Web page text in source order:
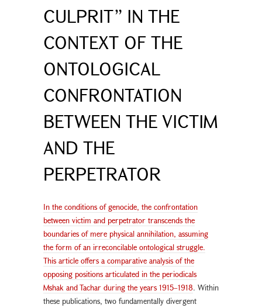
CULPRIT” IN THE
CONTEXT OF THE
ONTOLOGICAL
CONFRONTATION
BETWEEN THE VICTIM
AND THE
PERPETRATOR
In the conditions of genocide, the confrontation
between victim and perpetrator transcends the
boundaries of mere physical annihilation, assuming
the form of an irreconcilable ontological struggle.
This article offers a comparative analysis of the
opposing positions articulated in the periodicals
Mshak and Tachar during the years 1915–1918. Within
these publications, two fundamentally divergent